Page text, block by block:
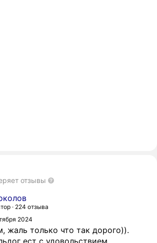
отзывы
224 отзыва
2024
жаль только что так дорого)).